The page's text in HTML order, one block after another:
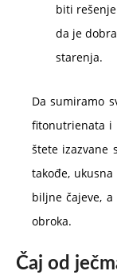
biti
da je
starenja.
Da sumiramo
fitonutrienata i
štete izazvane
takođe,
biljne čajeve,
obroka.
Čaj od